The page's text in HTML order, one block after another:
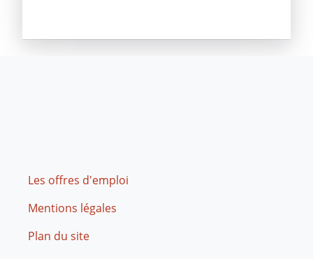
Footer
Les offres d'emploi
Mentions légales
Plan du site